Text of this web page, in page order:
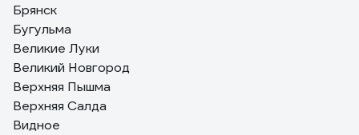
Брянск
Бугульма
Великие Луки
Великий Новгород
Верхняя Пышма
Верхняя Салда
Видное